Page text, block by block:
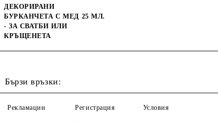
ДЕКОРИРАНИ
БУРКАНЧЕТА С МЕД 25 МЛ.
- ЗА СВАТБИ ИЛИ
КРЪЩЕНЕТА
Бързи връзки:
Рекламации Регистрация Условия